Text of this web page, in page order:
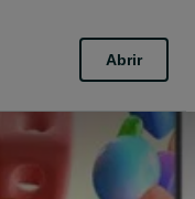
Abrir